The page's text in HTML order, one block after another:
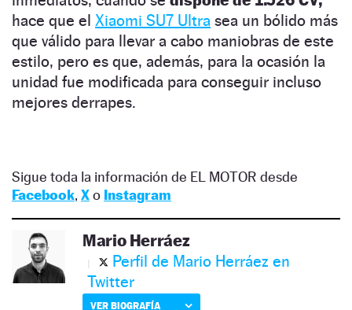
hace que el Xiaomi SU7 Ultra sea un bólido más
que válido para llevar a cabo maniobras de este
estilo, pero es que, además, para la ocasión la
unidad fue modificada para conseguir incluso
mejores derrapes.
Sigue toda la información de EL MOTOR desde
Facebook, Xo Instagram
Mario Herráez
Perfil de Mario Herráez en
Twitter
VER BIOGRAFÍA